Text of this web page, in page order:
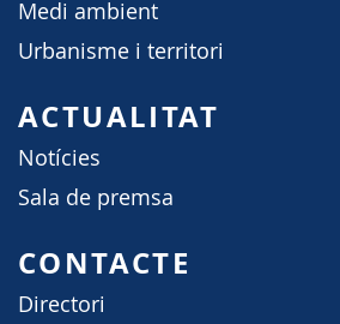
Medi ambient
Urbanisme i territori
ACTUALITAT
Notícies
Sala de premsa
CONTACTE
Directori